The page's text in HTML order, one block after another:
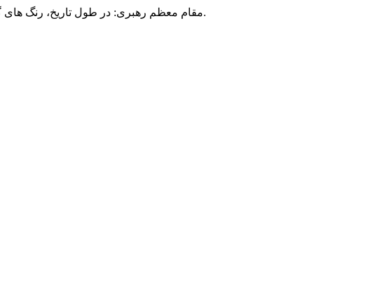
مقام معظم رهبری: در طول تاریخ، رنگ های گوناگون بر سیاست این کشور پهناور سایه افکند؛ اما رنگ ثابت مردم گیلان، رنگ ایمان بود.